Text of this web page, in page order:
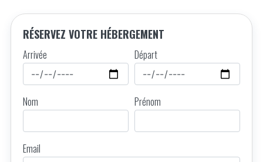
RÉSERVEZ VOTRE HÉBERGEMENT
Arrivée Départ
Nom Prénom
Email